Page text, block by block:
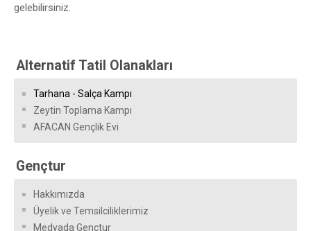
gelebilirsiniz.
Alternatif Tatil Olanakları
Tarhana - Salça Kampı
Zeytin Toplama Kampı
AFACAN Gençlik Evi
Gençtur
Hakkımızda
Üyelik ve Temsilciliklerimiz
Medyada Gençtur